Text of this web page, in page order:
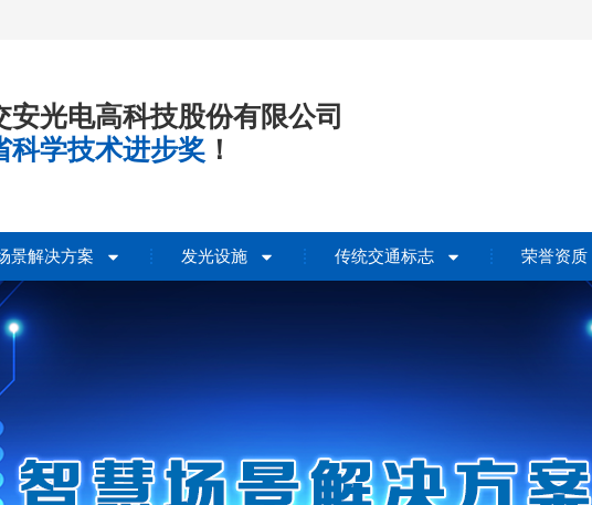
安光电高科技股份有限公司
科学技术进步奖 ！
景解决方案 发光设施 传统交通标志 荣誉资质